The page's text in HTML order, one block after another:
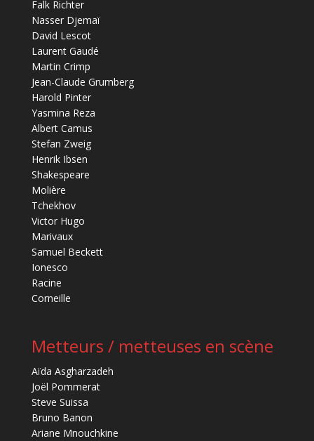
Falk Richter
Nasser Djemaï
David Lescot
Laurent Gaudé
Martin Crimp
Jean-Claude Grumberg
Harold Pinter
Yasmina Reza
Albert Camus
Stefan Zweig
Henrik Ibsen
Shakespeare
Molière
Tchekhov
Victor Hugo
Marivaux
Samuel Beckett
Ionesco
Racine
Corneille
Metteurs / metteuses en scène
Aïda Asgharzadeh
Joël Pommerat
Steve Suissa
Bruno Banon
Ariane Mnouchkine